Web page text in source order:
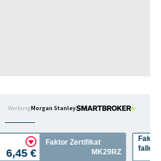
WerbungMorgan Stanley
6,45 €
Faktor Zertifikat
MK29RZ
Faktor 3-
fallend